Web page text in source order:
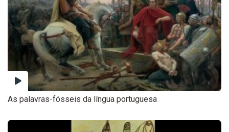
As palavras-fósseis da língua portuguesa